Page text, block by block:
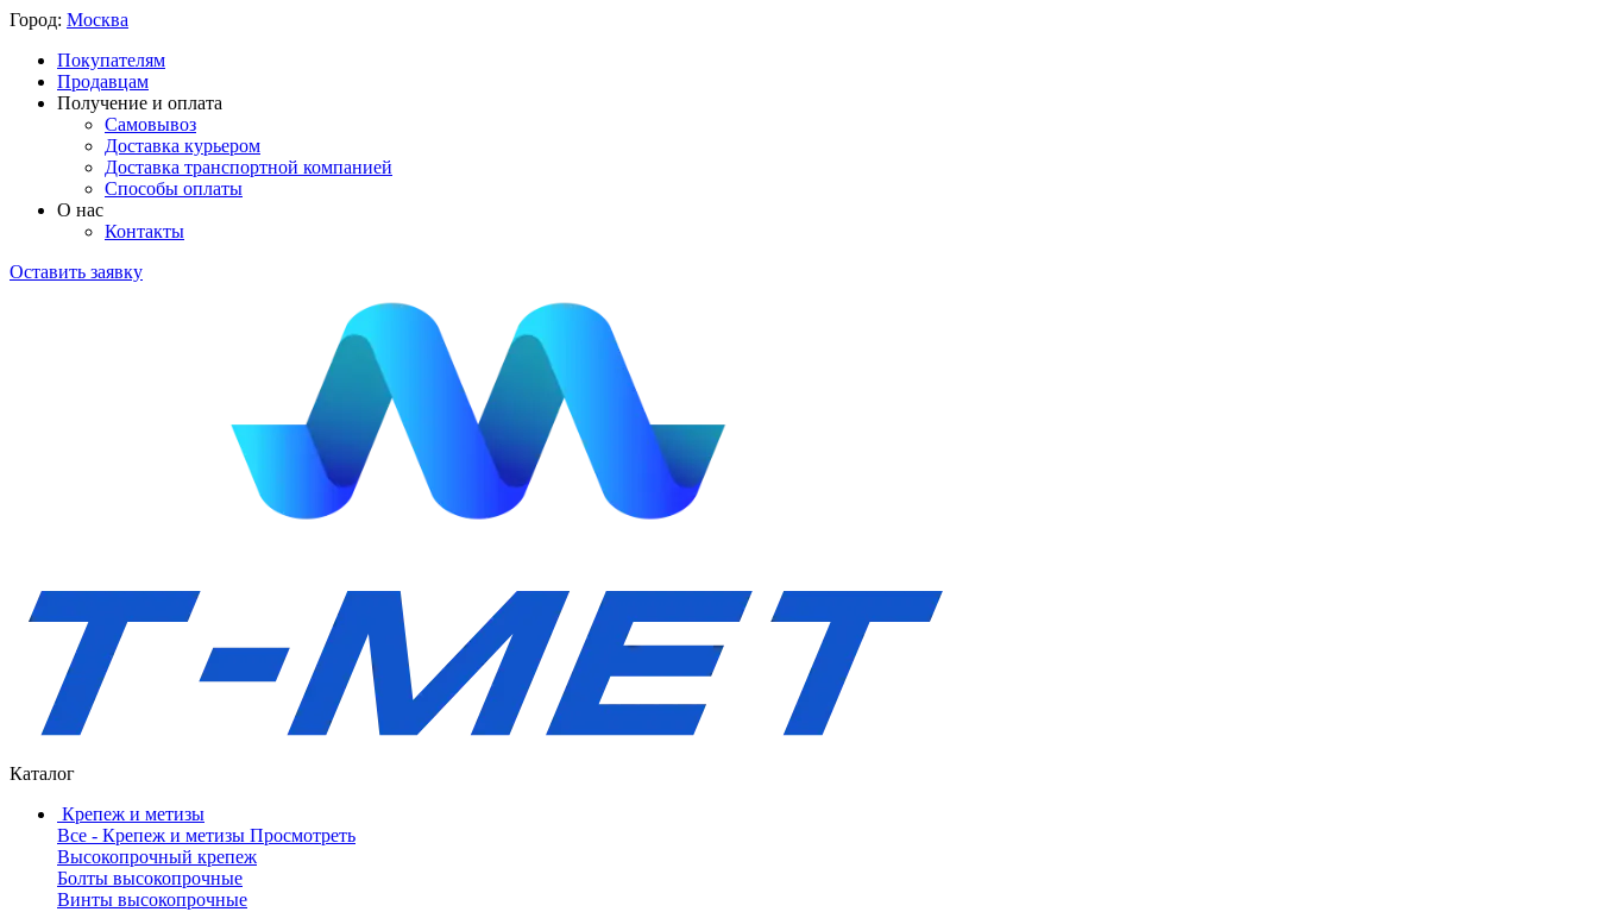
Город: Москва
Покупателям
Продавцам
Получение и оплата
Самовывоз
Доставка курьером
Доставка транспортной компанией
Способы оплаты
О нас
Контакты
Оставить заявку
Каталог
Крепеж и метизы
Все - Крепеж и метизы Просмотреть
Высокопрочный крепеж
Болты высокопрочные
Винты высокопрочные